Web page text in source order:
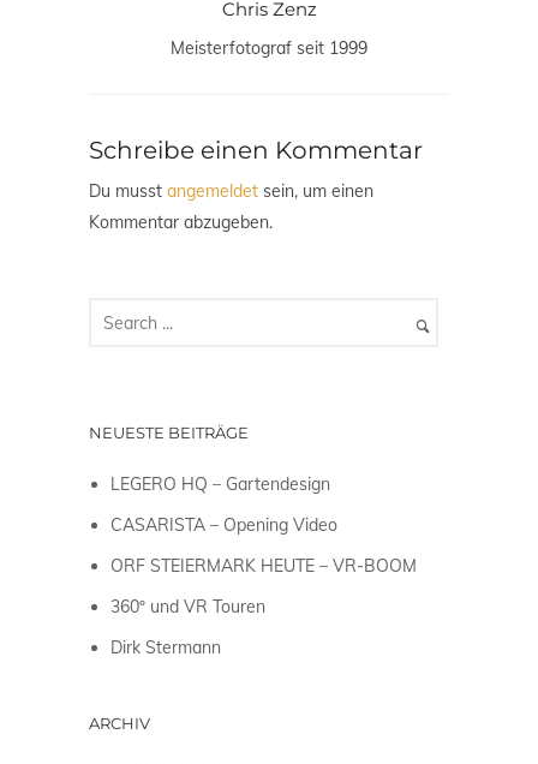
Chris Zenz
Meisterfotograf seit 1999
Schreibe einen Kommentar
Du musst angemeldet sein, um einen
Kommentar abzugeben.
NEUESTE BEITRÄGE
LEGERO HQ – Gartendesign
CASARISTA – Opening Video
ORF STEIERMARK HEUTE – VR-BOOM
360º und VR Touren
Dirk Stermann
ARCHIV